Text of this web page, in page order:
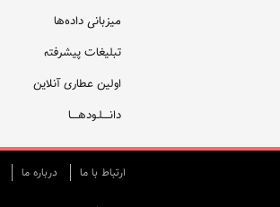
میزبانی داده‌ها
تبلیغات پیشرفته
اولین عطاری آنلاین
دانــــلـودهــــا
ارتباط با ما درباره ما